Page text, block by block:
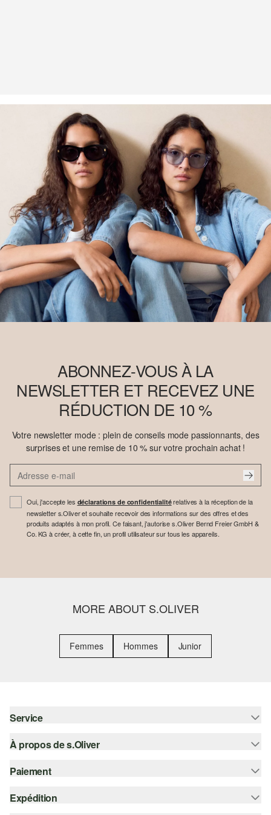
ABONNEZ-VOUS À LA
NEWSLETTER ET RECEVEZ UNE
RÉDUCTION DE 10 %
Votre newsletter mode : plein de conseils mode passionnants, des
surprises et une remise de 10 % sur votre prochain achat !
Oui, j'accepte les déclarations de confidentialitérelatives à la réception de la
newsletter s.Oliver et souhaite recevoir des informations sur des offres et des
produits adaptés à mon profil. Ce faisant, j'autorise s.Oliver Bernd Freier GmbH &
Co. KG à créer, à cette fin, un profil utilisateur sur tous les appareils.
MORE ABOUT S.OLIVER
Femmes Hommes Junior
Service
Aide - FAQ
À propos de s.Oliver
S'abonner à la Newsletter
s.Oliver Card
Paiement
Sur facture
Expédition